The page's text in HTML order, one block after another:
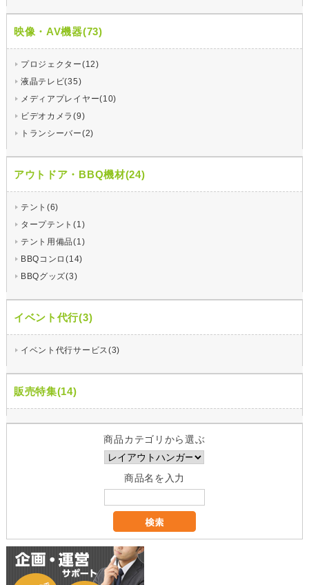
映像・AV機器(73)
プロジェクター(12)
液晶テレビ(35)
メディアプレイヤー(10)
ビデオカメラ(9)
トランシーバー(2)
アウトドア・BBQ機材(24)
テント(6)
タープテント(1)
テント用備品(1)
BBQコンロ(14)
BBQグッズ(3)
イベント代行(3)
イベント代行サービス(3)
販売特集(14)
商品カテゴリから選ぶ
商品名を入力